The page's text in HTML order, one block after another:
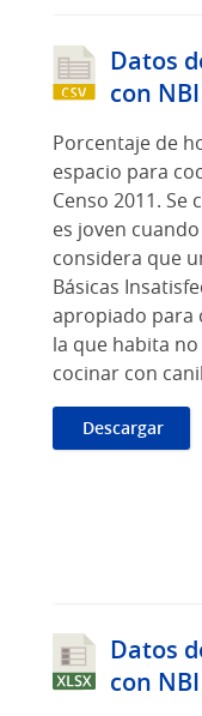
Datos
con
Porcentaje de
espacio para
Censo 2011.
es joven
considera que
Básicas
apropiado para
la que habita
cocinar con
Descargar
Datos
con